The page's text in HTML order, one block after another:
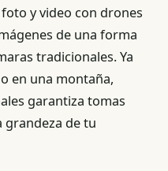
y video con drones
de una forma
tradicionales. Ya
en una montaña,
garantiza tomas
grandeza de tu